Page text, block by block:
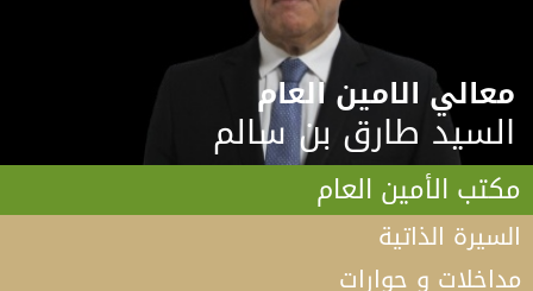
معالي الامين العام
السيد طارق بن سالم
مكتب الأمين العام
السيرة الذاتية
مداخلات و حوارات